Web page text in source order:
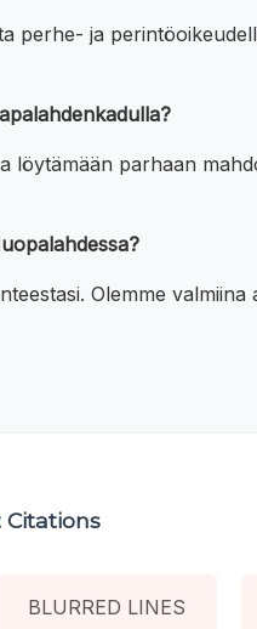
perhe- ja
löytämään parhaan
Olemme
Citations
BLURRED LINES